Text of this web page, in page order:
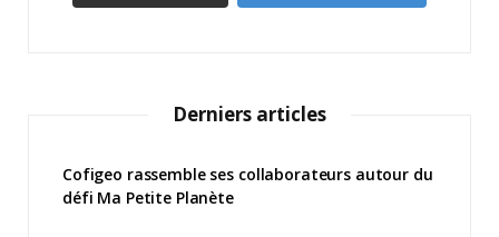
Derniers articles
Cofigeo rassemble ses collaborateurs autour du
défi Ma Petite Planète